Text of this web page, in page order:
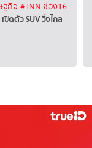
ฐกิจ #TNN ช่อง16
ปิดตัว SUV วิ่งไกล